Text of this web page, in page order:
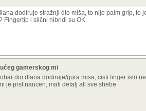
dodiruje stražnji dio miša, to nije palm grip, to
Fingertip i slični hibridi su OK.
gamerskog mi
dio dlana dodiruje/gura misa, cisti finger isto
je prst naucen, mali detalj ali sve shebe